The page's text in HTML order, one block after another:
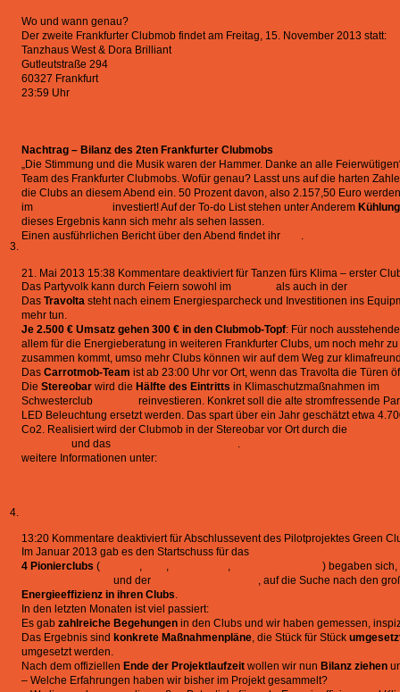
Wo und wann genau?
Der zweite Frankfurter Clubmob findet am Freitag, 15. November 2013 statt:
Tanzhaus West & Dora Brilliant
Gutleutstraße 294
60327 Frankfurt
23:59 Uhr
Nachtrag – Bilanz des 2ten Frankfurter Clubmobs
„Die Stimmung und die Musik waren der Hammer. Danke an alle
Team des Frankfurter Clubmobs. Wofür genau? Lasst uns auf die harten
die Clubs an diesem Abend ein. 50 Prozent davon, also 2.157,50 Euro
im
investiert! Auf der To-do List stehen unter Anderem Kühlung
dieses Ergebnis kann sich mehr als sehen lassen.
Einen ausführlichen Bericht über den Abend findet ihr
Tanzen fürs Klima – erster Clubmob Frankfurt im
21. Mai 2013 15:38 Kommentare deaktiviertfür Tanzen fürs Klima – erster
Das Partyvolk kann durch Feiern sowohl im
als auch in der
Das Travolta steht nach einem Energiesparcheck und Investitionen ins
mehr tun.
Je 2.500 € Umsatz gehen 300 € in den Clubmob-Topf: Für noch
allem für die Energieberatung in weiteren Frankfurter Clubs, um noch mehr
zusammen kommt, umso mehr Clubs können wir auf dem Weg zur
Das Carrotmob-Team ist ab 23:00 Uhr vor Ort, wenn das Travolta die Türen
Die Stereobar wird die Hälfte des Eintritts in Klimaschutzmaßnahmen im
Schwesterclub
reinvestieren. Konkret soll die alte stromfressende
LED Beleuchtung ersetzt werden. Das spart über ein Jahr geschätzt etwa
Co2. Realisiert wird der Clubmob in der Stereobar vor Ort durch die
und das
.
weitere Informationen unter:
13:20 Kommentare deaktiviertfür Abschlussevent des Pilotprojektes Green
Im Januar 2013 gab es den Startschuss für das
4 Pionierclubs ( , , ,
) begaben
und der
, auf die Suche nach den
Energieeffizienz in ihren Clubs.
In den letzten Monaten ist viel passiert:
Es gab zahlreiche Begehungen in den Clubs und wir haben gemessen,
Das Ergebnis sind konkrete Maßnahmenpläne, die Stück für Stück
umgesetzt werden.
Nach dem offiziellen Ende der Projektlaufzeit wollen wir nun Bilanz ziehen
– Welche Erfahrungen haben wir bisher im Projekt gesammelt?